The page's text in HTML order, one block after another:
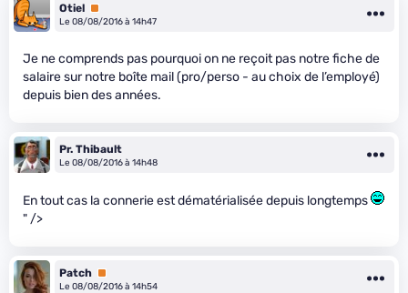
Otiel Premium
Le 08/08/2016 à 14h47
Je ne comprends pas pourquoi on ne reçoit pas notre fiche de
salaire sur notre boîte mail (pro/perso - au choix de l’employé)
depuis bien des années.
Pr. Thibault
Le 08/08/2016 à 14h48
En tout cas la connerie est dématérialisée depuis longtemps
" />
Patch Premium
Le 08/08/2016 à 14h54